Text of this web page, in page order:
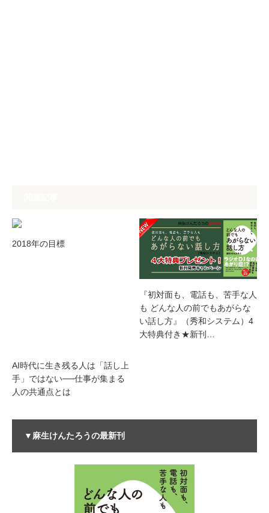
2018年の目標
『初対面も、電話も、苦手な人
も どんな人の前でもあがらな
い話し方』（秀和システム）4
大特典付き★新刊…
AI時代に生き残る人は「話し上
手」ではない──仕事が集まる
人の共通点とは
▼麻生けんたろうの最新刊